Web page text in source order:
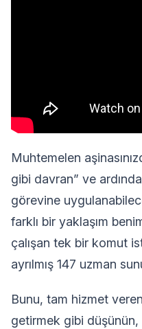
Muhtemelen
gibi davran” ve
görevine
farklı bir yaklaşım
çalışan tek bir komut
ayrılmış 147 uzman
Bunu, tam hizmet
getirmek gibi